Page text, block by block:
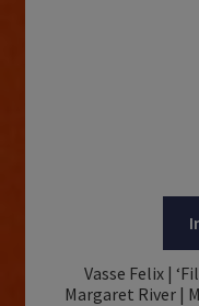
Vasse Felix |
Margaret River |